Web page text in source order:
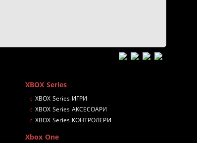
XBOX Series
XBOX Series ИГРИ
XBOX Series АКСЕСОАРИ
XBOX Series КОНТРОЛЕРИ
Xbox One